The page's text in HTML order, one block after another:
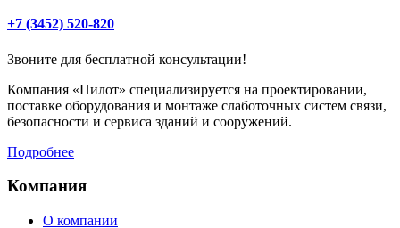
+7 (3452) 520-820
Звоните для бесплатной консультации!
Компания «Пилот» специализируется на проектировании,
поставке оборудования и монтаже слаботочных систем связи,
безопасности и сервиса зданий и сооружений.
Подробнее
Компания
О компании